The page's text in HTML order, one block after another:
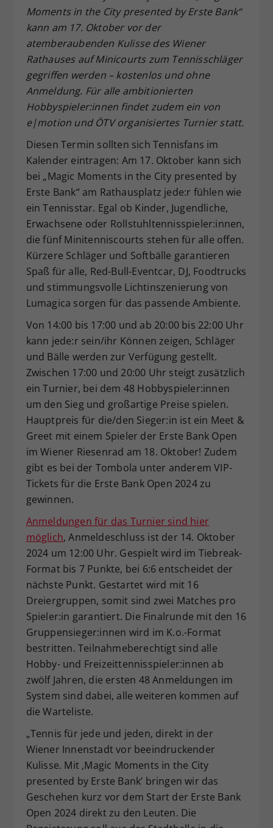
Moments in the City presented by Erste Bank“
kann am 17. Oktober vor der
atemberaubenden Kulisse des Wiener
Rathauses auf Minicourts zum Tennisschläger
gegriffen werden – kostenlos und ohne
Anmeldung. Für alle ambitionierten
Hobbyspieler:innen findet zudem ein von
e|motion und ÖTV organisiertes Turnier statt.
Diesen Termin sollten sich Tennisfans im
Kalender eintragen: Am 17. Oktober kann sich
bei „Magic Moments in the City presented by
Erste Bank“ am Rathausplatz jede:r fühlen wie
ein Tennisstar. Egal ob Kinder, Jugendliche,
Erwachsene oder Rollstuhltennisspieler:innen,
die fünf Minitenniscourts stehen für alle offen.
Kürzere Schläger und Softbälle garantieren
Spaß für alle, Red-Bull-Eventcar, DJ, Foodtrucks
und stimmungsvolle Lichtinszenierung von
Lumagica sorgen für das passende Ambiente.
Von 14:00 bis 17:00 und ab 20:00 bis 22:00 Uhr
kann jede:r sein/ihr Können zeigen, Schläger
und Bälle werden zur Verfügung gestellt.
Zwischen 17:00 und 20:00 Uhr steigt zusätzlich
ein Turnier, bei dem 48 Hobbyspieler:innen
um den Sieg und großartige Preise spielen.
Hauptpreis für die/den Sieger:in ist ein Meet &
Greet mit einem Spieler der Erste Bank Open
im Wiener Riesenrad am 18. Oktober! Zudem
gibt es bei der Tombola unter anderem VIP-
Tickets für die Erste Bank Open 2024 zu
gewinnen.
Anmeldungen für das Turnier sind hier
möglich, Anmeldeschluss ist der 14. Oktober
2024 um 12:00 Uhr. Gespielt wird im Tiebreak-
Format bis 7 Punkte, bei 6:6 entscheidet der
nächste Punkt. Gestartet wird mit 16
Dreiergruppen, somit sind zwei Matches pro
Spieler:in garantiert. Die Finalrunde mit den 16
Gruppensieger:innen wird im K.o.-Format
bestritten. Teilnahmeberechtigt sind alle
Hobby- und Freizeittennisspieler:innen ab
zwölf Jahren, die ersten 48 Anmeldungen im
System sind dabei, alle weiteren kommen auf
die Warteliste.
„Tennis für jede und jeden, direkt in der
Wiener Innenstadt vor beeindruckender
Kulisse. Mit ‚Magic Moments in the City
presented by Erste Bank’ bringen wir das
Geschehen kurz vor dem Start der Erste Bank
Open 2024 direkt zu den Leuten. Die
Zweck
Dieser Wert speichert Ihre Consent-
Einstellungen. Unter anderem eine
zufällig generierte ID, für die
historische Speicherung Ihrer
vorgenommen Einstellungen, falls der
Webseiten-Betreiber dies eingestellt
hat.